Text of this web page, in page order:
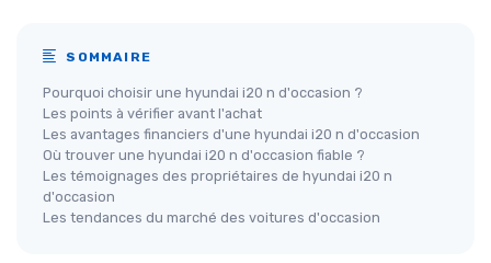
SOMMAIRE
Pourquoi choisir une hyundai i20 n d'occasion ?
Les points à vérifier avant l'achat
Les avantages financiers d'une hyundai i20 n d'occasion
Où trouver une hyundai i20 n d'occasion fiable ?
Les témoignages des propriétaires de hyundai i20 n
d'occasion
Les tendances du marché des voitures d'occasion